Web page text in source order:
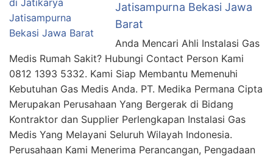
Jatisampurna Bekasi Jawa
Barat
Anda Mencari Ahli Instalasi Gas
Medis Rumah Sakit? Hubungi Contact Person Kami
0812 1393 5332. Kami Siap Membantu Memenuhi
Kebutuhan Gas Medis Anda. PT. Medika Permana Cipta
Merupakan Perusahaan Yang Bergerak di Bidang
Kontraktor dan Supplier Perlengkapan Instalasi Gas
Medis Yang Melayani Seluruh Wilayah Indonesia.
Perusahaan Kami Menerima Perancangan, Pengadaan